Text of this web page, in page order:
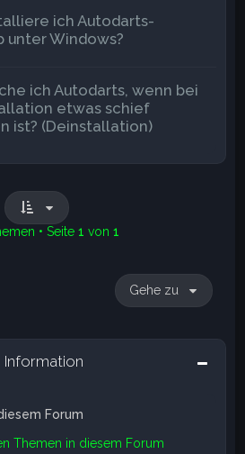
ich Autodarts-
unter Windows?
ich Autodarts, wenn bei
etwas schief
ist? (Deinstallation)
• Seite 1 von 1
Gehe zu
Information
Forum
Themen in diesem Forum